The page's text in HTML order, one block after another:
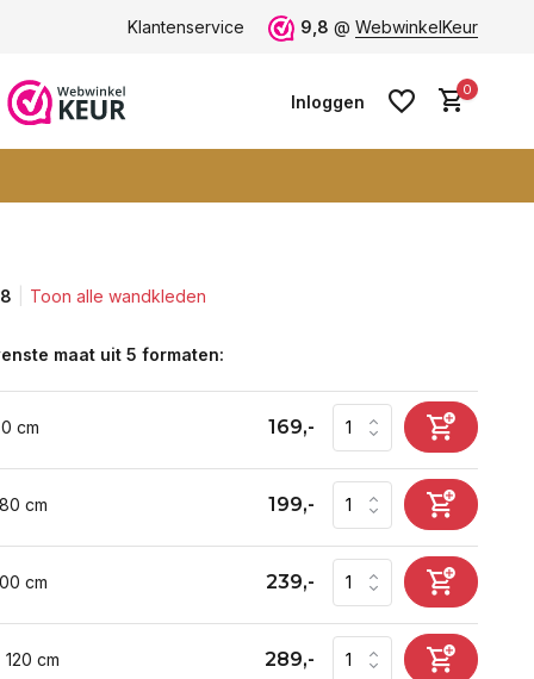
klantbeoordeling 9+ Grootste collectie -ruim 600+
Klantenservice 9,8 @ WebwinkelKeur
Inloggen
0
Toon alle wandkleden
maat uit 5 formaten:
cm 169,-
cm 199,-
cm 239,-
cm 289,-